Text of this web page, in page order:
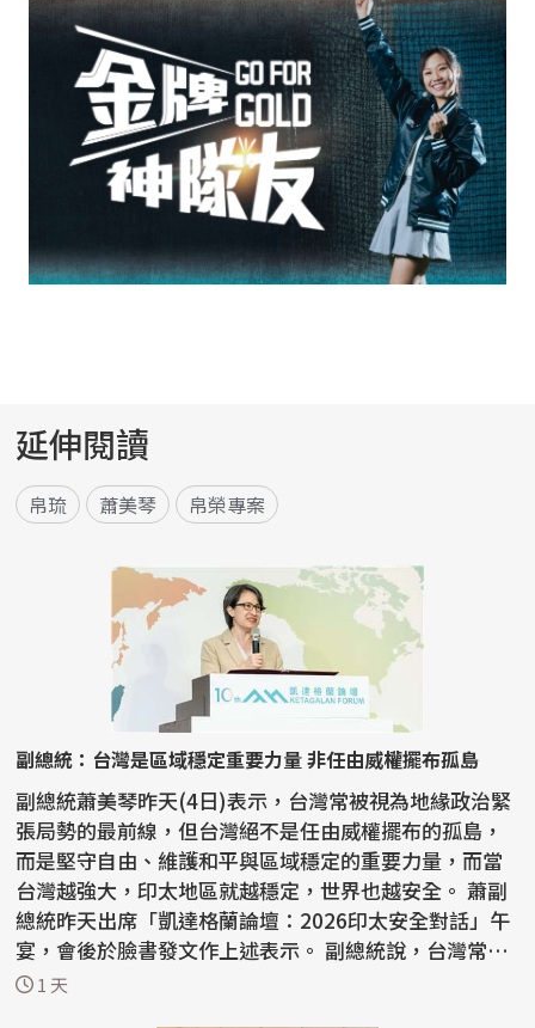
延伸閱讀
帛琉 蕭美琴 帛榮專案
副總統：台灣是區域穩定重要力量 非任由威權擺布孤島
副總統蕭美琴昨天(4日)表示，台灣常被視為地緣政治緊
張局勢的最前線，但台灣絕不是任由威權擺布的孤島，
而是堅守自由、維護和平與區域穩定的重要力量，而當
台灣越強大，印太地區就越穩定，世界也越安全。 蕭副
總統昨天出席「凱達格蘭論壇：2026印太安全對話」午
宴，會後於臉書發文作上述表示。 副總統說，台灣常
被...1 天